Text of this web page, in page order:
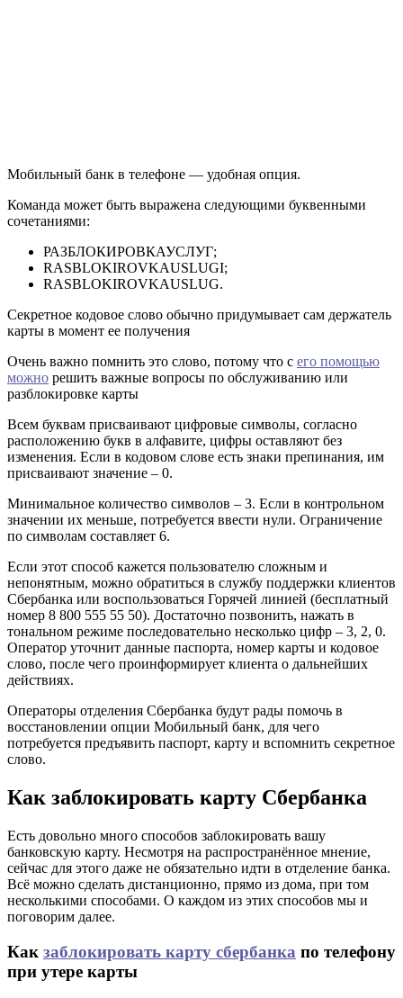
Мобильный банк в телефоне — удобная опция.
Команда может быть выражена следующими буквенными
сочетаниями:
РАЗБЛОКИРОВКАУСЛУГ;
RASBLOKIROVKAUSLUGI;
RASBLOKIROVKAUSLUG.
Секретное кодовое слово обычно придумывает сам держатель
карты в момент ее получения
Очень важно помнить это слово, потому что с его помощью
можно решить важные вопросы по обслуживанию или
разблокировке карты
Всем буквам присваивают цифровые символы, согласно
расположению букв в алфавите, цифры оставляют без
изменения. Если в кодовом слове есть знаки препинания, им
присваивают значение – 0.
Минимальное количество символов – 3. Если в контрольном
значении их меньше, потребуется ввести нули. Ограничение
по символам составляет 6.
Если этот способ кажется пользователю сложным и
непонятным, можно обратиться в службу поддержки клиентов
Сбербанка или воспользоваться Горячей линией (бесплатный
номер 8 800 555 55 50). Достаточно позвонить, нажать в
тональном режиме последовательно несколько цифр – 3, 2, 0.
Оператор уточнит данные паспорта, номер карты и кодовое
слово, после чего проинформирует клиента о дальнейших
действиях.
Операторы отделения Сбербанка будут рады помочь в
восстановлении опции Мобильный банк, для чего
потребуется предъявить паспорт, карту и вспомнить секретное
слово.
Как заблокировать карту Сбербанка
Есть довольно много способов заблокировать вашу
банковскую карту. Несмотря на распространённое мнение,
сейчас для этого даже не обязательно идти в отделение банка.
Всё можно сделать дистанционно, прямо из дома, при том
несколькими способами. О каждом из этих способов мы и
поговорим далее.
Как заблокировать карту сбербанка по телефону
при утере карты